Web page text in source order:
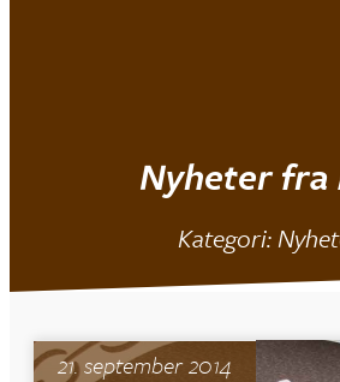
Nyheter fra
Kategori:
21. september 2014